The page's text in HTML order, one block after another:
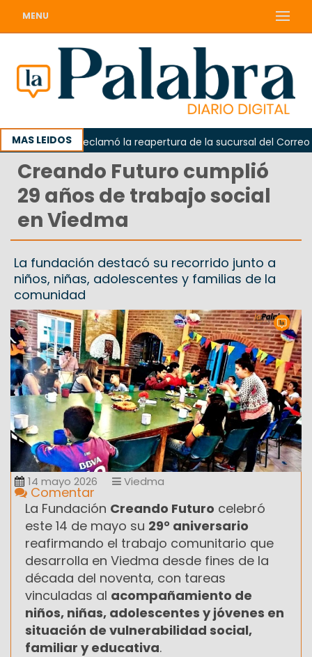
MENU
MAS LEIDOS
Odarda reclamó la reapertura de la sucursal del Correo
Creando Futuro cumplió
29 años de trabajo social
en Viedma
La fundación destacó su recorrido junto a
niños, niñas, adolescentes y familias de la
comunidad
14 mayo 2026 Viedma
Comentar
La Fundación Creando Futuro celebró
este 14 de mayo su 29° aniversario
reafirmando el trabajo comunitario que
desarrolla en Viedma desde fines de la
década del noventa, con tareas
vinculadas al acompañamiento de
niños, niñas, adolescentes y jóvenes en
situación de vulnerabilidad social,
familiar y educativa.